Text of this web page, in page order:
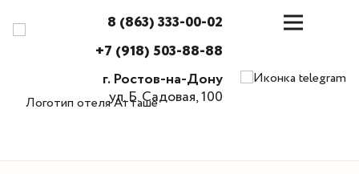
8 (863) 333-00-02
+7 (918) 503-88-88
г. Ростов-на-Дону
ул. Б. Садовая, 100